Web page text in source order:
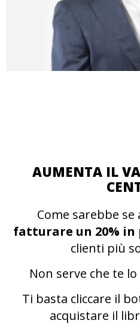
AUMENTA IL
Come sarebbe
fatturare un 20% in
clienti più
Non serve che te
Ti basta cliccare il
acquistare il